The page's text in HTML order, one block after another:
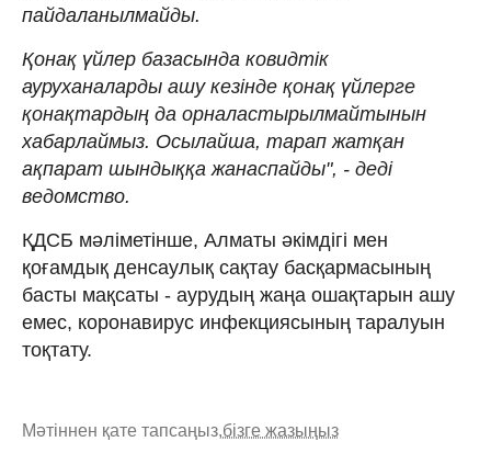
пайдаланылмайды.
Қонақ үйлер базасында ковидтік
ауруханаларды ашу кезінде қонақ үйлерге
қонақтардың да орналастырылмайтынын
хабарлаймыз. Осылайша, тарап жатқан
ақпарат шындыққа жанаспайды", - деді
ведомство.
ҚДСБ мәліметінше, Алматы әкімдігі мен
қоғамдық денсаулық сақтау басқармасының
басты мақсаты - аурудың жаңа ошақтарын ашу
емес, коронавирус инфекциясының таралуын
тоқтату.
Мәтіннен қате тапсаңыз,бізге жазыңыз